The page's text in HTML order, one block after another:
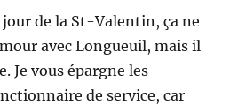
jour de la St-Valentin, ça ne
avec Longueuil, mais il
Je vous épargne les
de service, car